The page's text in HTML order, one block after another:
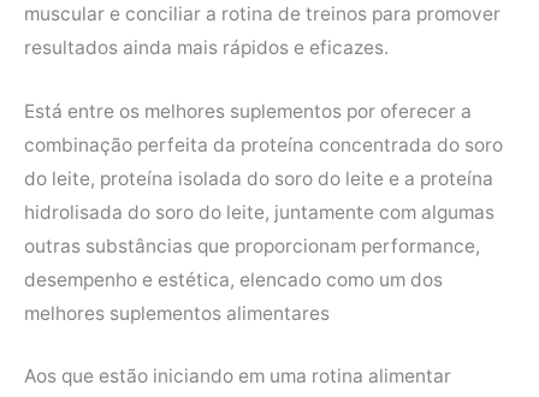
muscular e conciliar a rotina de treinos para promover
resultados ainda mais rápidos e eficazes.
Está entre os melhores suplementos por oferecer a
combinação perfeita da proteína concentrada do soro
do leite, proteína isolada do soro do leite e a proteína
hidrolisada do soro do leite, juntamente com algumas
outras substâncias que proporcionam performance,
desempenho e estética, elencado como um dos
melhores suplementos alimentares
Aos que estão iniciando em uma rotina alimentar